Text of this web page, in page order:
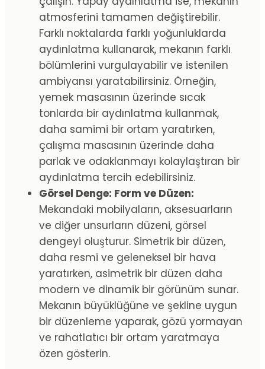
atmosferini tamamen değiştirebilir.
Farklı noktalarda farklı yoğunluklarda
aydınlatma kullanarak, mekanın farklı
bölümlerini vurgulayabilir ve istenilen
ambiyansı yaratabilirsiniz. Örneğin,
yemek masasının üzerinde sıcak
tonlarda bir aydınlatma kullanmak,
daha samimi bir ortam yaratırken,
çalışma masasının üzerinde daha
parlak ve odaklanmayı kolaylaştıran bir
aydınlatma tercih edebilirsiniz.
Görsel Denge: Form ve Düzen:
Mekandaki mobilyaların, aksesuarların
ve diğer unsurların düzeni, görsel
dengeyi oluşturur. Simetrik bir düzen,
daha resmi ve geleneksel bir hava
yaratırken, asimetrik bir düzen daha
modern ve dinamik bir görünüm sunar.
Mekanın büyüklüğüne ve şekline uygun
bir düzenleme yaparak, gözü yormayan
ve rahatlatıcı bir ortam yaratmaya
özen gösterin.